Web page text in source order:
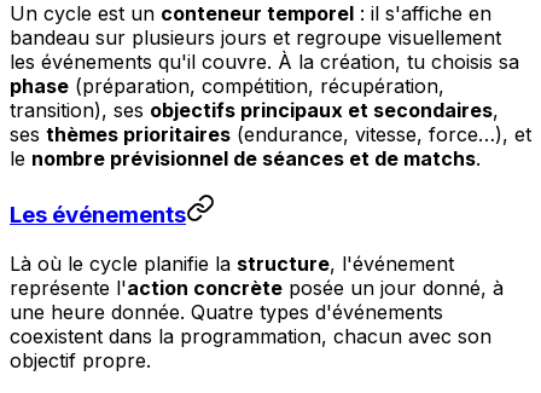
Un cycle est un conteneur temporel : il s'affiche en
bandeau sur plusieurs jours et regroupe visuellement
les événements qu'il couvre. À la création, tu choisis sa
phase (préparation, compétition, récupération,
transition), ses objectifs principaux et secondaires,
ses thèmes prioritaires (endurance, vitesse, force…), et
le nombre prévisionnel de séances et de matchs.
Les événements
Là où le cycle planifie la structure, l'événement
représente l'action concrète posée un jour donné, à
une heure donnée. Quatre types d'événements
coexistent dans la programmation, chacun avec son
objectif propre.